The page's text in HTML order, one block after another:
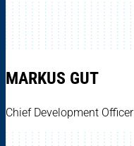
MARKUS GUT
Chief Development Officer